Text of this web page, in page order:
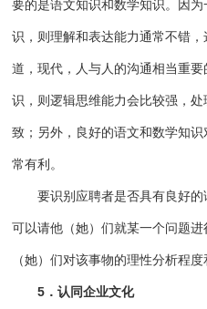
要的是语文知识和数学知识。因
识，则理解和表达能力通常不错
道，现代，人与人的沟通相当重
识，则逻辑思维能力会比较强，
致；另外，良好的语文和数学知
常有利。
要识别应聘者是否具有良好的
可以请他（她）们就某一个问题
（她）们对该事物的理性分析程度
5．认同企业文化